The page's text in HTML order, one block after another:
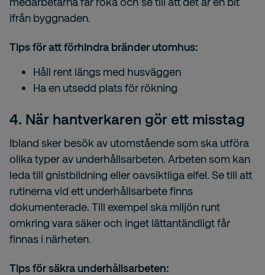
ifrån byggnaden.
Tips för att förhindra bränder utomhus:
Håll rent längs med husväggen
Ha en utsedd plats för rökning
4. När hantverkaren gör ett misstag
Ibland sker besök av utomstående som ska utföra
olika typer av underhållsarbeten. Arbeten som kan
leda till gnistbildning eller oavsiktliga elfel. Se till att
rutinerna vid ett underhållsarbete finns
dokumenterade. Till exempel ska miljön runt
omkring vara säker och inget lättantändligt får
finnas i närheten.
Tips för säkra underhållsarbeten: